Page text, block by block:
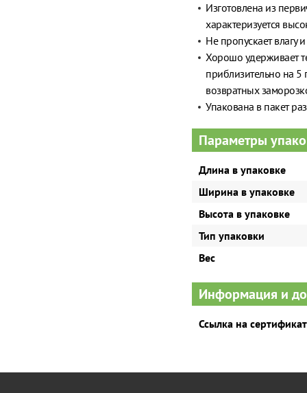
Изготовлена из
характеризуется
Не пропускает влагу
Хорошо удерживает
приблизительно на
возвратных
Упакована в пакет
Параметры
Длина в упаковке
Ширина в упаковке
Высота в упаковке
Тип упаковки
Вес
Информация и
Ссылка на сертификат